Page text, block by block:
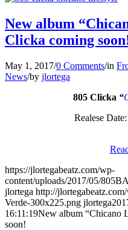
New album
Clicka coming
May 1, 2017/0 Comments/in
News/by jlortega
805 Clicka “
Realese Date:
https://jlortegabeatz.com/wp-
content/uploads/2017/05/
jlortega http://
Verde-300x225.png jlortega
16:11:19New album “Chicano
soon!